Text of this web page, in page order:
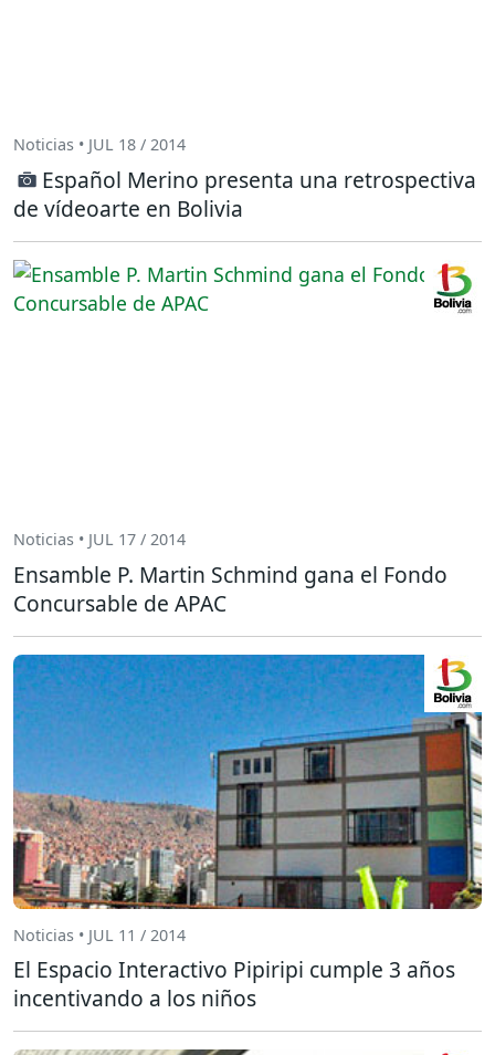
Noticias • JUL 18 / 2014
Español Merino presenta una retrospectiva
de vídeoarte en Bolivia
Noticias • JUL 17 / 2014
Ensamble P. Martin Schmind gana el Fondo
Concursable de APAC
Noticias • JUL 11 / 2014
El Espacio Interactivo Pipiripi cumple 3 años
incentivando a los niños